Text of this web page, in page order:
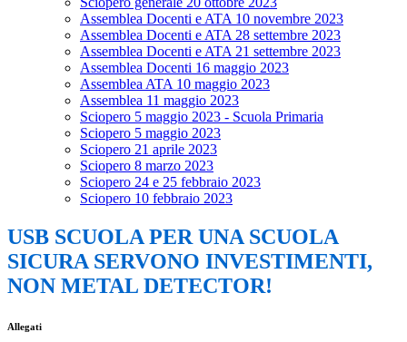
Assemblea Docenti e ATA 10 novembre 2023
Assemblea Docenti e ATA 28 settembre 2023
Assemblea Docenti e ATA 21 settembre 2023
Assemblea Docenti 16 maggio 2023
Assemblea ATA 10 maggio 2023
Assemblea 11 maggio 2023
Sciopero 5 maggio 2023 - Scuola Primaria
Sciopero 5 maggio 2023
Sciopero 21 aprile 2023
Sciopero 8 marzo 2023
Sciopero 24 e 25 febbraio 2023
Sciopero 10 febbraio 2023
USB SCUOLA PER UNA SCUOLA
SICURA SERVONO INVESTIMENTI,
NON METAL DETECTOR!
Allegati